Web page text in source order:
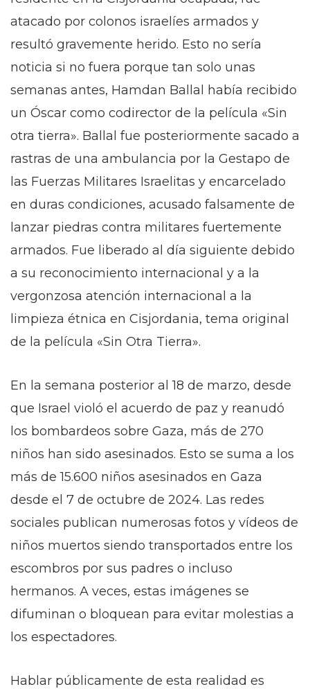
atacado por colonos israelíes armados y
resultó gravemente herido. Esto no sería
noticia si no fuera porque tan solo unas
semanas antes, Hamdan Ballal había recibido
un Óscar como codirector de la película «Sin
otra tierra». Ballal fue posteriormente sacado a
rastras de una ambulancia por la Gestapo de
las Fuerzas Militares Israelitas y encarcelado
en duras condiciones, acusado falsamente de
lanzar piedras contra militares fuertemente
armados. Fue liberado al día siguiente debido
a su reconocimiento internacional y a la
vergonzosa atención internacional a la
limpieza étnica en Cisjordania, tema original
de la película «Sin Otra Tierra».
En la semana posterior al 18 de marzo, desde
que Israel violó el acuerdo de paz y reanudó
los bombardeos sobre Gaza, más de 270
niños han sido asesinados. Esto se suma a los
más de 15.600 niños asesinados en Gaza
desde el 7 de octubre de 2024. Las redes
sociales publican numerosas fotos y vídeos de
niños muertos siendo transportados entre los
escombros por sus padres o incluso
hermanos. A veces, estas imágenes se
difuminan o bloquean para evitar molestias a
los espectadores.
Hablar públicamente de esta realidad es